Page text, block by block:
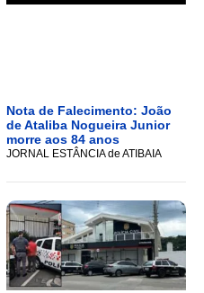
Nota de Falecimento: João
de Ataliba Nogueira Junior
morre aos 84 anos
JORNAL ESTÂNCIA de ATIBAIA